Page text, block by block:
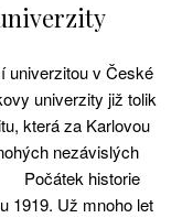
univerzitou v České
univerzity již tolik
která za Karlovou
nezávislých
Počátek historie
1919. Už mnoho let